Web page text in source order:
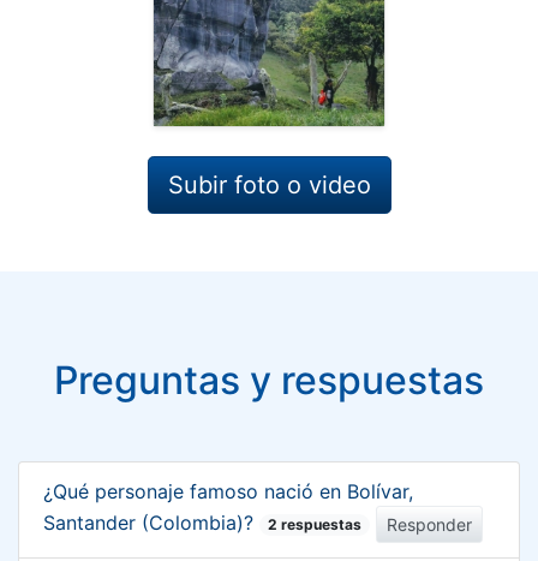
Subir foto o video
Preguntas y respuestas
¿Qué personaje famoso nació en Bolívar,
Santander (Colombia)?
2 respuestas Responder